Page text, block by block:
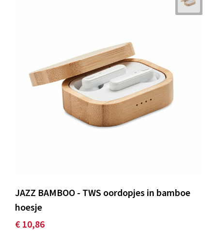
JAZZ BAMBOO - TWS oordopjes in bamboe
hoesje
€ 10,86